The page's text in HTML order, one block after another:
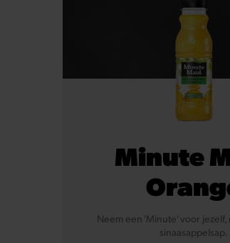
Minute
Neem een 'Minute' voor jezelf,
sinaasappelsap.